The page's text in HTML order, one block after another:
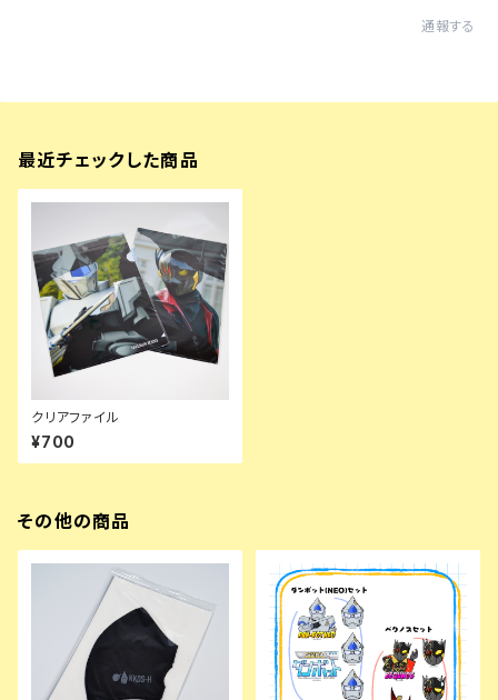
通報する
最近チェックした商品
クリアファイル
¥700
その他の商品